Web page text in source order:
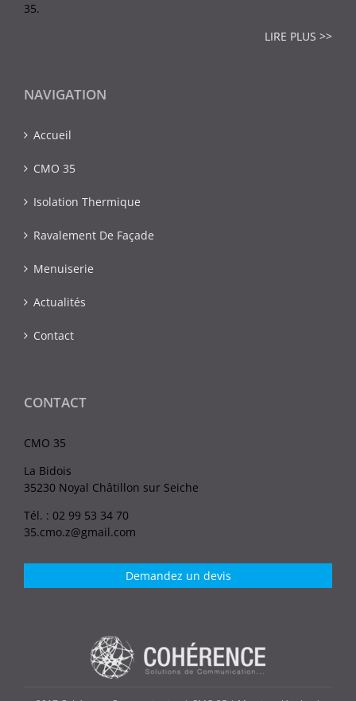
35.
LIRE PLUS >>
NAVIGATION
Accueil
CMO 35
Isolation Thermique
Ravalement De Façade
Menuiserie
Actualités
Contact
CONTACT
CMO 35
La Bidois
35230 Noyal Châtillon sur Seiche
Tél. : 02 99 53 34 70
35.cmo.z@gmail.com
Demandez un devis